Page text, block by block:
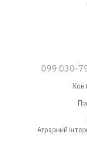
099 030-
Аграрний